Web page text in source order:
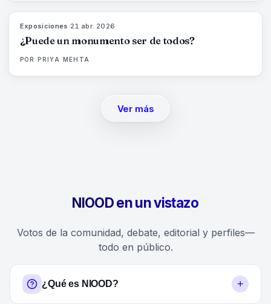
Exposiciones 21 abr. 2026
¿Puede un monumento ser de todos?
POR PRIYA MEHTA
Ver más
NIOOD en un vistazo
Votos de la comunidad, debate, editorial y perfiles—
todo en público.
¿Qué es NIOOD? +